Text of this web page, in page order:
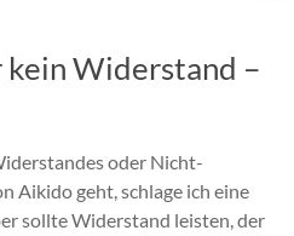
Widerstand –
oder Nicht-
Aikido geht, schlage ich eine
sollte Widerstand leisten, der